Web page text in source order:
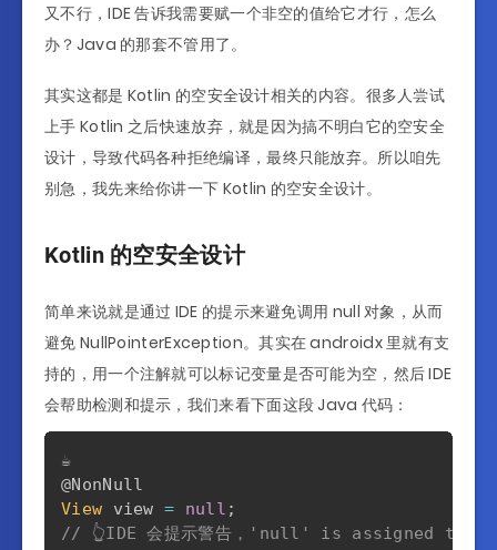
又不行，IDE 告诉我需要赋一个非空的值给它才行，怎么
办？Java 的那套不管用了。
其实这都是 Kotlin 的空安全设计相关的内容。很多人尝试
上手 Kotlin 之后快速放弃，就是因为搞不明白它的空安全
设计，导致代码各种拒绝编译，最终只能放弃。所以咱先
别急，我先来给你讲一下 Kotlin 的空安全设计。
Kotlin 的空安全设计
简单来说就是通过 IDE 的提示来避免调用 null 对象，从而
避免 NullPointerException。其实在 androidx 里就有支
持的，用一个注解就可以标记变量是否可能为空，然后 IDE
会帮助检测和提示，我们来看下面这段 Java 代码：
@NonNull
View view = null ;
// 👆IDE 会提示警告，'null' is assigned to